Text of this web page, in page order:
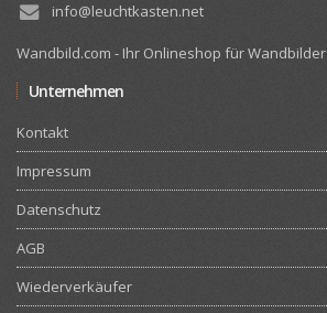
info@leuchtkasten.net
Wandbild.com - Ihr Onlineshop für Wandbilder
Unternehmen
Kontakt
Impressum
Datenschutz
AGB
Wiederverkäufer